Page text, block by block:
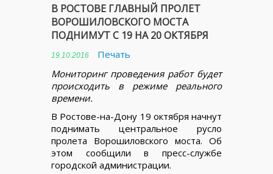
В РОСТОВЕ ГЛАВНЫЙ ПРОЛЕТ
ВОРОШИЛОВСКОГО МОСТА
ПОДНИМУТ С 19 НА 20 ОКТЯБРЯ
19.10.2016
Печать
Мониторинг проведения работ будет
происходить в режиме реального
времени.
В Ростове-на-Дону 19 октября начнут
поднимать центральное русло
пролета Ворошиловского моста. Об
этом сообщили в пресс-службе
городской администрации.